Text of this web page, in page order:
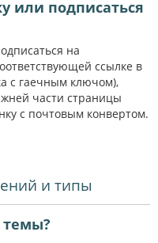
или подписаться
на
ссылке в
с гаечным ключом),
части страницы
с почтовым конвертом.
и типы
темы?